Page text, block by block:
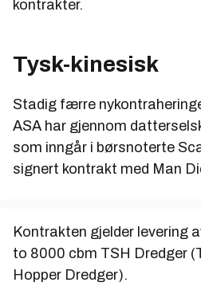
kontrakter.
Tysk-kinesisk
Stadig færre
ASA har gjennom
som inngår i børsnoterte
signert kontrakt med Man
Kontrakten gjelder levering
to 8000 cbm TSH Dredger
Hopper Dredger).